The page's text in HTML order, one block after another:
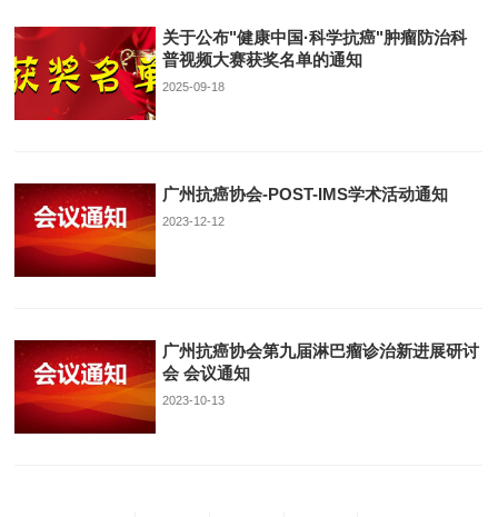
关于公布"健康中国·科学抗癌"肿瘤防治科
普视频大赛获奖名单的通知
2025-09-18
广州抗癌协会-POST-IMS学术活动通知
2023-12-12
广州抗癌协会第九届淋巴瘤诊治新进展研讨
会 会议通知
2023-10-13